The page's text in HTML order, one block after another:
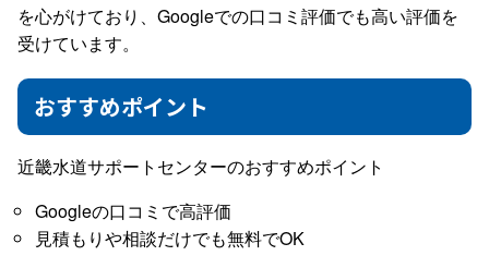
を心がけており、Googleでの口コミ評価でも高い評価を
受けています。
おすすめポイント
近畿水道サポートセンターのおすすめポイント
Googleの口コミで高評価
見積もりや相談だけでも無料でOK